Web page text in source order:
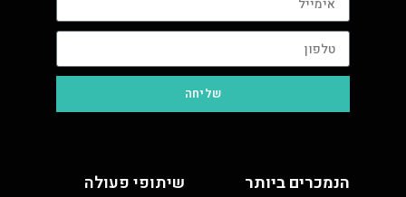
שליחה
הנמכרים ביותר שיתופי פעולה